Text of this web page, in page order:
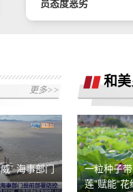
员态度恶劣
拒绝退还购车诚意金
我们在湖南华洋阳光
了汽车诚意金，但现
小赢卡贷两笔借款综
限，要求按LPR4倍
诱导下订展车后申请
现要求该平台退回超
更多>>
” 海事部门
和
一粒种子
莲”赋能“